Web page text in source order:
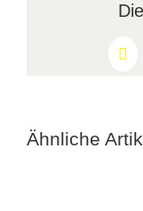
Ähnliche